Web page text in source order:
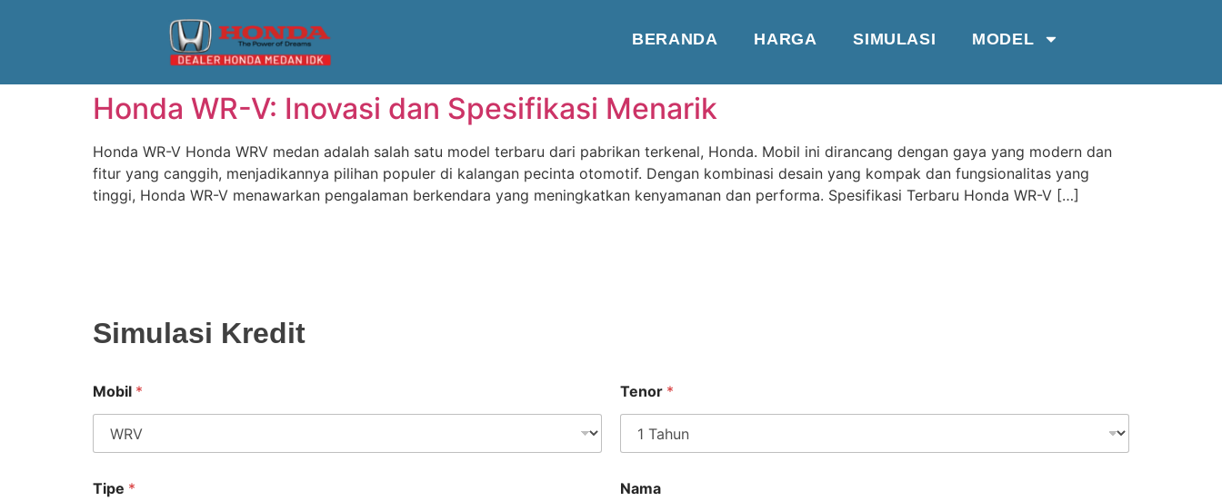
BERANDA HARGA SIMULASI MODEL
Honda WR-V: Inovasi dan Spesifikasi Menarik
Honda WR-V Honda WRV medan adalah salah satu model terbaru dari pabrikan terkenal, Honda. Mobil ini dirancang dengan gaya yang modern dan
fitur yang canggih, menjadikannya pilihan populer di kalangan pecinta otomotif. Dengan kombinasi desain yang kompak dan fungsionalitas yang
tinggi, Honda WR-V menawarkan pengalaman berkendara yang meningkatkan kenyamanan dan performa. Spesifikasi Terbaru Honda WR-V […]
Simulasi Kredit
Mobil *
Tipe *
Tenor *
Nama